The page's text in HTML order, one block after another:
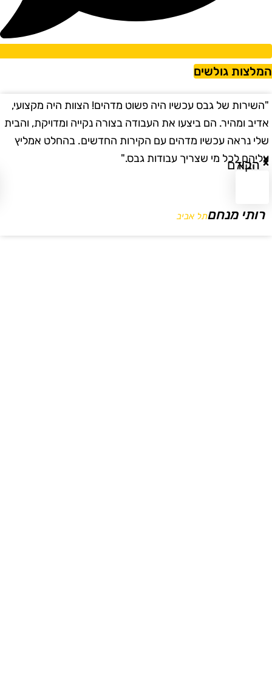
גולשים
"השירות של גבס עכשיו היה פשוט מדהים! הצוות היה מקצועי,
אדיב ומהיר. הם ביצעו את העבודה בצורה נקייה ומדויקת, והבית
שלי נראה עכשיו מדהים עם הקירות החדשים. בהחלט אמליץ
עליהם לכל מי שצריך עבודות גבס."
רותי מנחםתל אביב
הקודם
הבא